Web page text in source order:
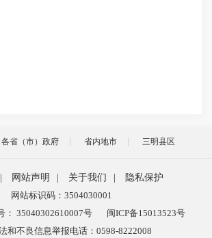
各省（市）政府 省内地市 三明县区
网站声明 关于我们
隐私保护
网站标识码：3504030001
： 35040302610007号
闽ICP备15013523号
和不良信息举报电话：0598-8222008